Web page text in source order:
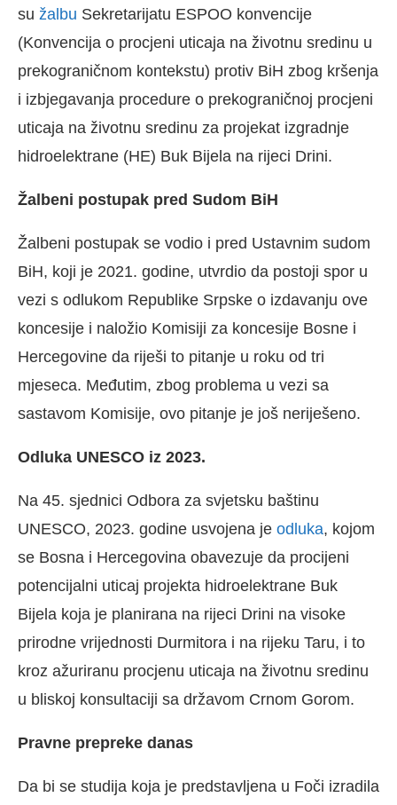
su žalbu Sekretarijatu ESPOO konvencije
(Konvencija o procjeni uticaja na životnu sredinu u
prekograničnom kontekstu) protiv BiH zbog kršenja
i izbjegavanja procedure o prekograničnoj procjeni
uticaja na životnu sredinu za projekat izgradnje
hidroelektrane (HE) Buk Bijela na rijeci Drini.
Žalbeni postupak pred Sudom BiH
Žalbeni postupak se vodio i pred Ustavnim sudom
BiH, koji je 2021. godine, utvrdio da postoji spor u
vezi s odlukom Republike Srpske o izdavanju ove
koncesije i naložio Komisiji za koncesije Bosne i
Hercegovine da riješi to pitanje u roku od tri
mjeseca. Međutim, zbog problema u vezi sa
sastavom Komisije, ovo pitanje je još neriješeno.
Odluka UNESCO iz 2023.
Na 45. sjednici Odbora za svjetsku baštinu
UNESCO, 2023. godine usvojena je odluka, kojom
se Bosna i Hercegovina obavezuje da procijeni
potencijalni uticaj projekta hidroelektrane Buk
Bijela koja je planirana na rijeci Drini na visoke
prirodne vrijednosti Durmitora i na rijeku Taru, i to
kroz ažuriranu procjenu uticaja na životnu sredinu
u bliskoj konsultaciji sa državom Crnom Gorom.
Pravne prepreke danas
Da bi se studija koja je predstavljena u Foči izradila